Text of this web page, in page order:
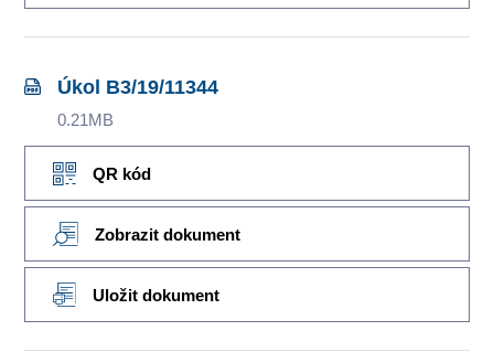
Úkol B3/19/11344
0.21MB
QR kód
Zobrazit dokument
Uložit dokument